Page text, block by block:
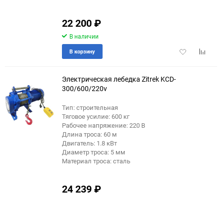
22 200₽
В наличии
Добавить
В корзину
Электрическая лебедка Zitrek KCD-
300/600/220v
Тип: строительная
Тяговое усилие: 600 кг
Рабочее напряжение: 220 В
Длина троса: 60 м
Двигатель: 1.8 кВт
Диаметр троса: 5 мм
Материал троса: сталь
24 239₽